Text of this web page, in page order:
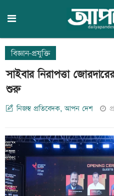
বিজ্ঞান-প্রযুক্তি
সাইবার নিরাপত্তা
শুরু
নিজস্ব প্রতিবেদক, আপন দেশ